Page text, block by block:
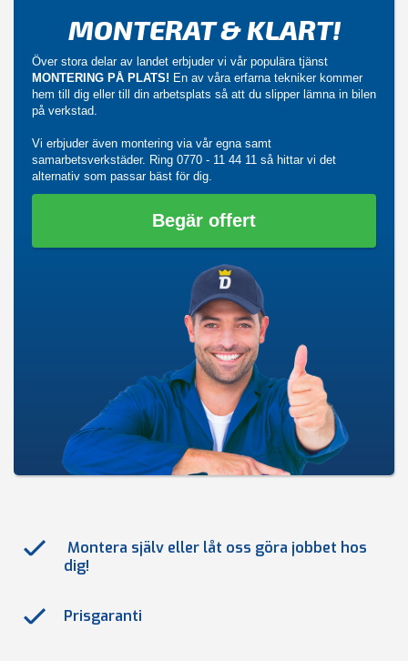
MONTERAT & KLART!
Över stora delar av landet erbjuder vi vår populära tjänst
MONTERING PÅ PLATS! En av våra erfarna tekniker kommer
hem till dig eller till din arbetsplats så att du slipper lämna in bilen
på verkstad.
Vi erbjuder även montering via vår egna samt
samarbetsverkstäder. Ring 0770 - 11 44 11 så hittar vi det
alternativ som passar bäst för dig.
Begär offert
Montera själv eller låt oss göra jobbet hos
dig!
Prisgaranti